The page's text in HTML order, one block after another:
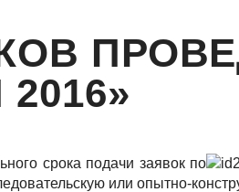
срока подачи заявок по
или опытно-